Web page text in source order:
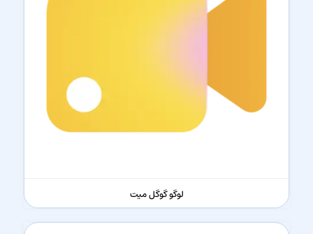
لوگو گوگل میت